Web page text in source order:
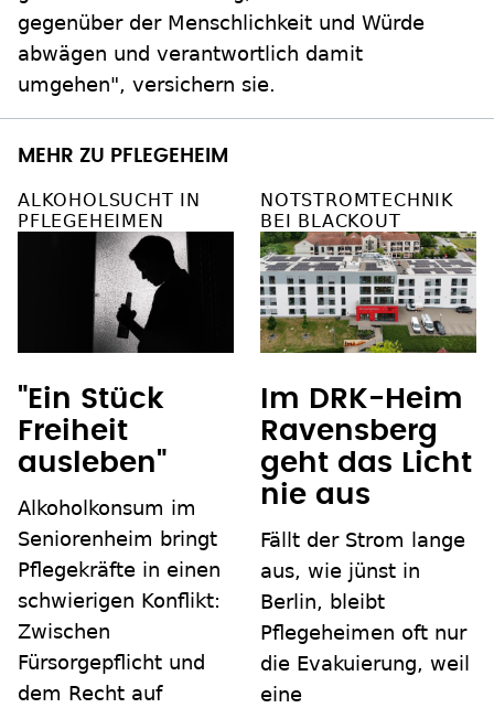
gegenüber der Menschlichkeit und Würde
abwägen und verantwortlich damit
umgehen", versichern sie.
MEHR ZU PFLEGEHEIM
ALKOHOLSUCHT IN
PFLEGEHEIMEN
"Ein Stück
Freiheit
ausleben"
Alkoholkonsum im
Seniorenheim bringt
Pflegekräfte in einen
schwierigen Konflikt:
Zwischen
Fürsorgepflicht und
dem Recht auf
NOTSTROMTECHNIK
BEI BLACKOUT
Im DRK-Heim
Ravensberg
geht das Licht
nie aus
Fällt der Strom lange
aus, wie jünst in
Berlin, bleibt
Pflegeheimen oft nur
die Evakuierung, weil
eine